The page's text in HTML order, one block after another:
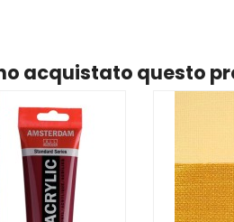
acquistato questo